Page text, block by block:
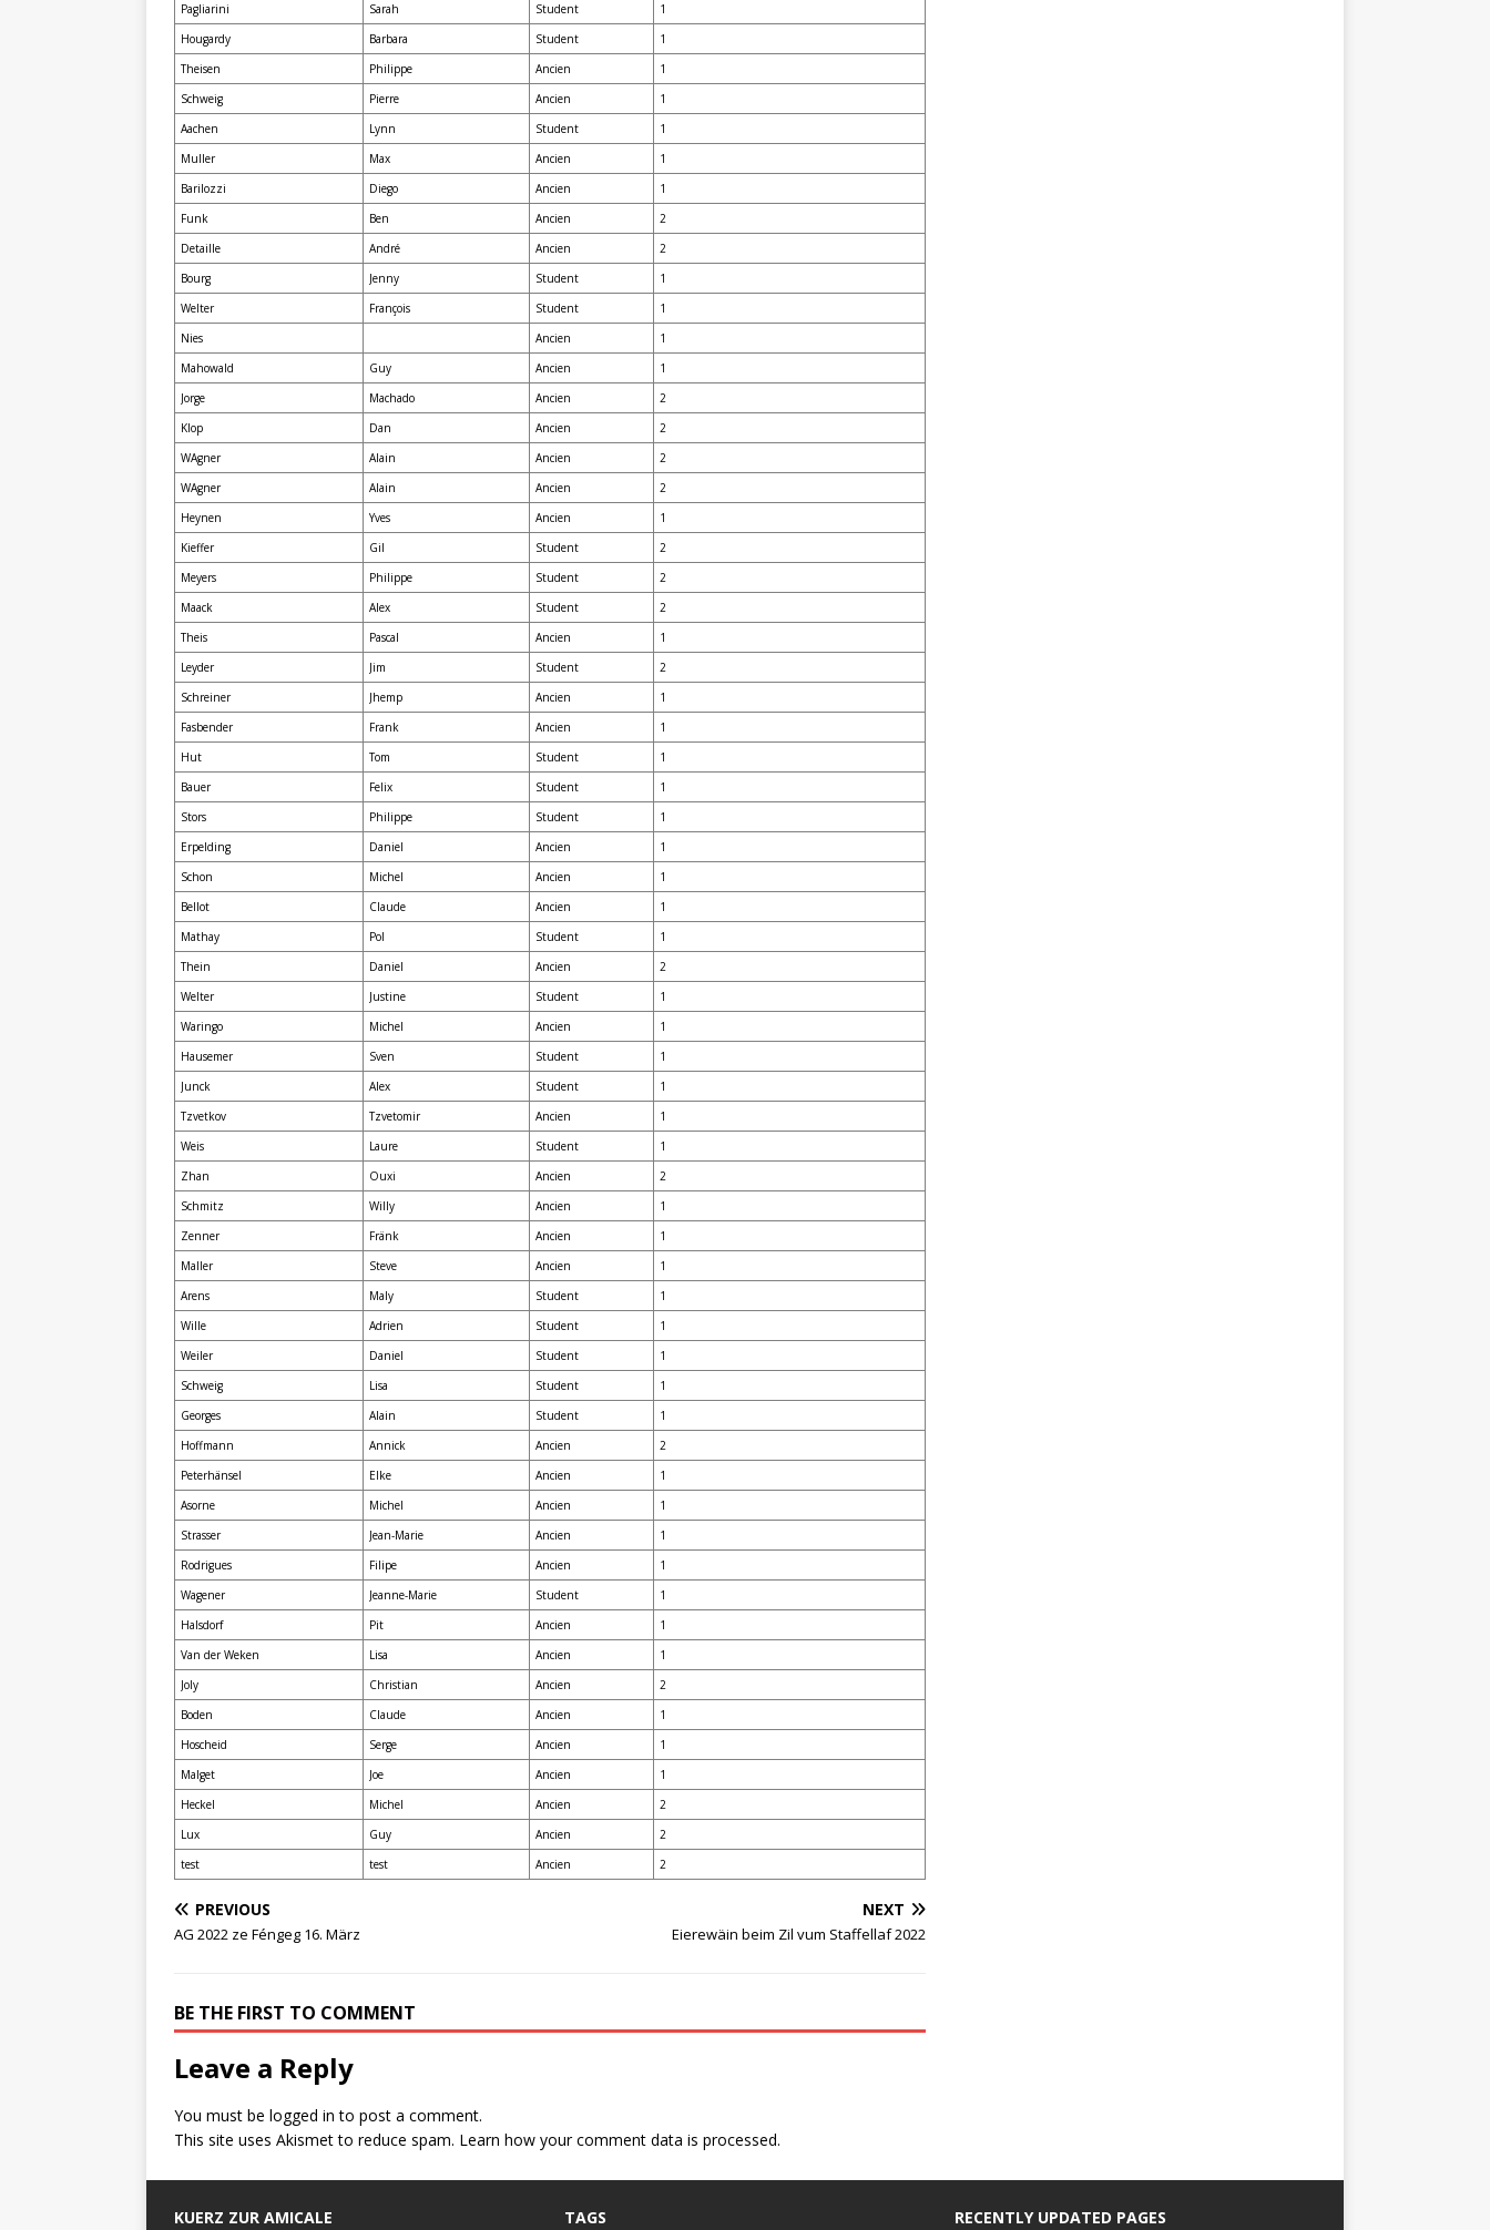
Pagliarini
Sarah Student
1
Hougardy
Barbara Student
1
Theisen
Philippe Ancien
1
Schweig
Pierre Ancien
1
Aachen
Lynn Student
1
Muller
Max Ancien
1
Barilozzi
Diego Ancien
1
Funk
Ben Ancien
2
Detaille
André Ancien
2
Bourg
Jenny Student
1
Welter
François Student
1
Nies
Ancien
1
Mahowald
Guy Ancien
1
Jorge
Machado Ancien
2
Klop
Dan Ancien
2
WAgner
Alain Ancien
2
WAgner
Alain Ancien
2
Heynen
Yves Ancien
1
Kieffer
Gil Student
2
Meyers
Philippe Student
2
Maack
Alex Student
2
Theis
Pascal Ancien
1
Leyder
Jim Student
2
Schreiner
Jhemp Ancien
1
Fasbender
Frank Ancien
1
Hut
Tom Student
1
Bauer
Felix Student
1
Stors
Philippe Student
1
Erpelding
Daniel Ancien
1
Schon
Michel Ancien
1
Bellot
Claude Ancien
1
Mathay
Pol Student
1
Thein
Daniel Ancien
2
Welter
Justine Student
1
Waringo
Michel Ancien
1
Hausemer
Sven Student
1
Junck
Alex Student
1
Tzvetkov
Tzvetomir Ancien
1
Weis
Laure Student
1
Zhan
Ouxi Ancien
2
Schmitz
Willy Ancien
1
Zenner
Fränk Ancien
1
Maller
Steve Ancien
1
Arens
Maly Student
1
Wille
Adrien Student
1
Weiler
Daniel Student
1
Schweig
Lisa Student
1
Georges
Alain Student
1
Hoffmann
Annick Ancien
2
Peterhänsel
Elke Ancien
1
Asorne
Michel Ancien
1
Strasser
Jean-Marie Ancien
1
Rodrigues
Filipe Ancien
1
Wagener
Jeanne-Marie Student
1
Halsdorf
Pit Ancien
1
Van der Weken
Lisa Ancien
1
Joly
Christian Ancien
2
Boden
Claude Ancien
1
Hoscheid
Serge Ancien
1
Malget
Joe Ancien
1
Heckel
Michel Ancien
2
Lux
Guy Ancien
2
test
test Ancien 2
PREVIOUS
AG 2022 ze Féngeg 16. März
NEXT
Eierewäin beim Zil vum Staffellaf 2022
BE THE FIRST TO COMMENT
Leave a Reply
You must be logged in to post a comment.
This site uses Akismet to reduce spam. Learn how your comment data is processed.
KUERZ ZUR AMICALE TAGS RECENTLY UPDATED PAGES